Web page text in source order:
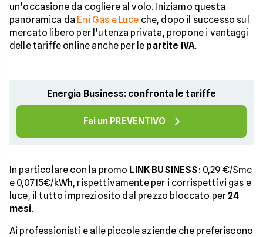
un’occasione da cogliere al volo. Iniziamo questa
panoramica da Eni Gas e Luce che, dopo il successo sul
mercato libero per l’utenza privata, propone i vantaggi
delle tariffe online anche per le partite IVA.
Energia Business: confronta le tariffe
Fai un PREVENTIVO
In particolare con la promo LINK BUSINESS: 0,29 €/Smc
e 0,0715€/kWh, rispettivamente per i corrispettivi gas e
luce, il tutto impreziosito dal prezzo bloccato per24
mesi.
Ai professionisti e alle piccole aziende che preferiscono